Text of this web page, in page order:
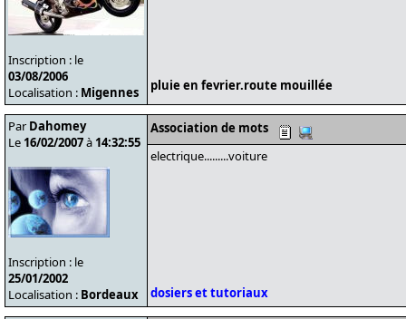
Inscription : le
03/08/2006
Localisation : Migennes pluie en fevrier.route mouillée
Par Dahomey
Le 16/02/2007à 14:32:55
Inscription : le
25/01/2002
Localisation : Bordeaux
Association de mots
electrique.........voiture
dosiers et tutoriaux